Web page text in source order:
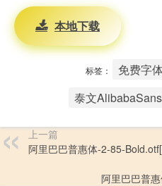
本地下载
标签： 免费字
泰文
上一篇
阿里巴巴普惠体-2-85-
阿里巴巴普